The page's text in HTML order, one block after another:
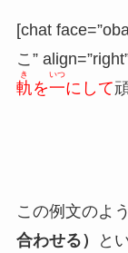
[chat
こ”
軌
き
を一
いつ
にして
この例文のよう
合わせる）
と